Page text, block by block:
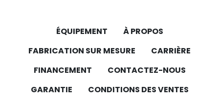
ÉQUIPEMENT
À PROPOS
FABRICATION SUR MESURE
CARRIÈRE
FINANCEMENT
CONTACTEZ-NOUS
GARANTIE
CONDITIONS DES VENTES